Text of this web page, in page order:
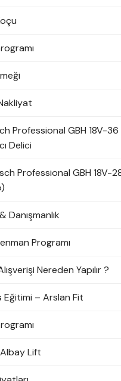
Professional GBH 18V-36
Delici
Professional GBH 18V-
Danışmanlık
Programı
Nereden Yapılır ?
– Arslan Fit
Lift